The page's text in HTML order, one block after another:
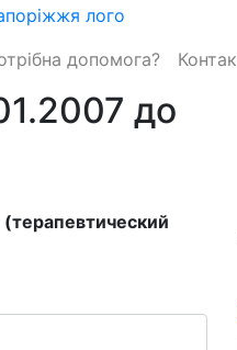
допомога?
до
(терапевтический